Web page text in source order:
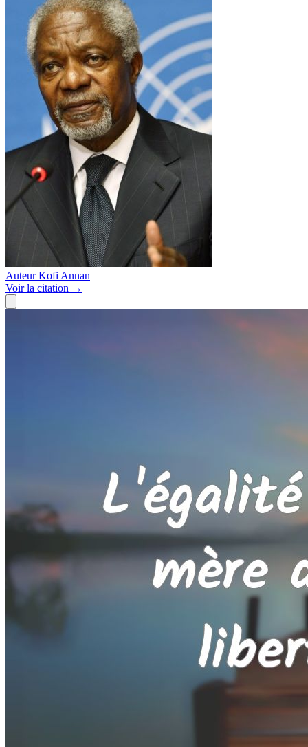
Auteur Kofi Annan
Voirla citation →